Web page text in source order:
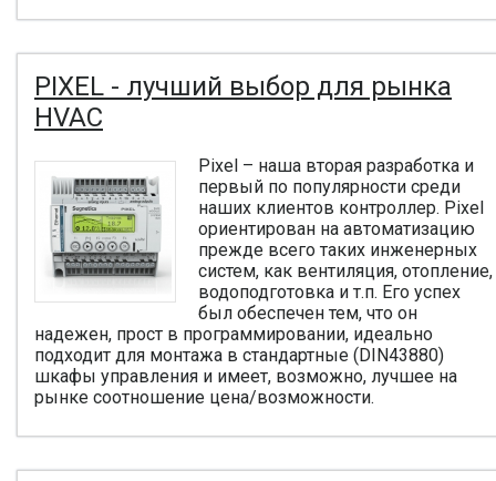
PIXEL - лучший выбор для рынка
HVAC
Pixel – наша вторая разработка и
первый по популярности среди
наших клиентов контроллер. Pixel
ориентирован на автоматизацию
прежде всего таких инженерных
систем, как вентиляция, отопление,
водоподготовка и т.п. Его успех
был обеспечен тем, что он
надежен, прост в программировании, идеально
подходит для монтажа в стандартные (DIN43880)
шкафы управления и имеет, возможно, лучшее на
рынке соотношение цена/возможности.